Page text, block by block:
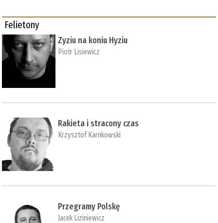
Felietony
Zyziu na koniu Hyziu
Piotr Lisiewicz
Rakieta i stracony czas
Krzysztof Karnkowski
Przegramy Polskę
Jacek Liziniewicz